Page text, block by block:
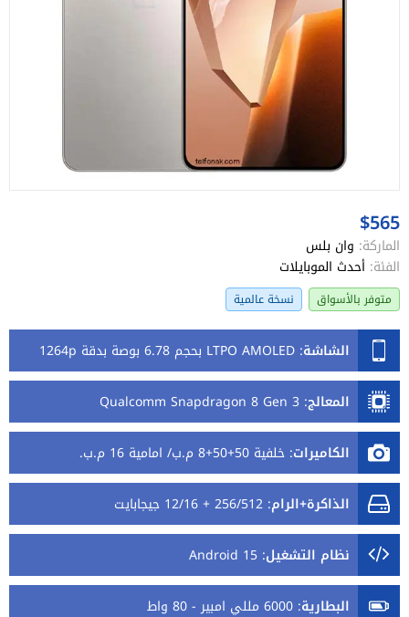
$565
الماركة: وان بلس
الفئة: أحدث الموبايلات
متوفر بالأسواق نسخة عالمية
الشاشة: LTPO AMOLED بحجم 6.78 بوصة بدقة 1264p
المعالج:
Qualcomm Snapdragon 8 Gen 3
الكاميرات: خلفية 50+50+8 م.ب/ امامية 16 م.ب.
الذاكرة+الرام: 256/512 + 12/16 جيجابايت
نظام التشغيل:
Android 15
البطارية: 6000 مللي امبير - 80 واط